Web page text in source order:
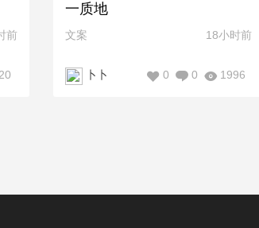
前
一质地
文案 18小时前
卜卜 1996
0
0